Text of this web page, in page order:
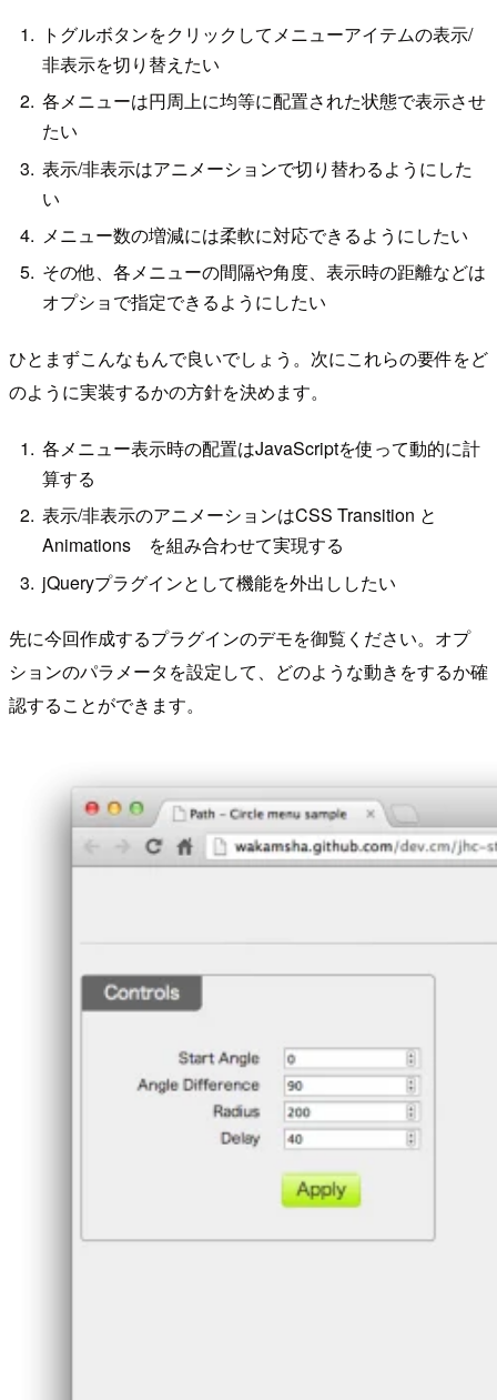
トグルボタンをクリックしてメニューアイテムの表示/
非表示を切り替えたい
各メニューは円周上に均等に配置された状態で表示させ
たい
表示/非表示はアニメーションで切り替わるようにした
い
メニュー数の増減には柔軟に対応できるようにしたい
その他、各メニューの間隔や角度、表示時の距離などは
オプショで指定できるようにしたい
ひとまずこんなもんで良いでしょう。次にこれらの要件をど
のように実装するかの方針を決めます。
各メニュー表示時の配置はJavaScriptを使って動的に計
算する
表示/非表示のアニメーションはCSS Transition と
Animations を組み合わせて実現する
jQueryプラグインとして機能を外出ししたい
先に今回作成するプラグインのデモを御覧ください。オプ
ションのパラメータを設定して、どのような動きをするか確
認することができます。